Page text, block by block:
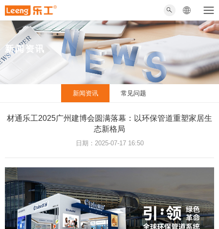
新闻资讯
新闻资讯 常见问题
材通乐工2025广州建博会圆满落幕：以环保管道重塑家居生
态新格局
日期：2025-07-17 16:50